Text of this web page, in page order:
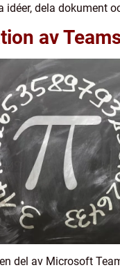
idéer, dela dokument
av
del av Microsoft